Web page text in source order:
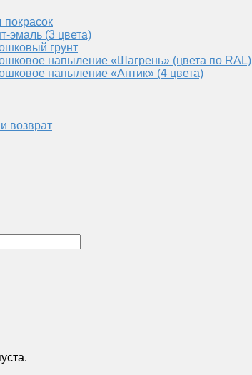
покрасок
эмаль (3 цвета)
грунт
напыление «Шагрень» (цвета по RAL)
напыление «Антик» (4 цвета)
возврат